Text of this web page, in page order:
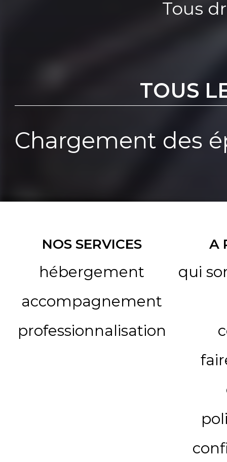
Tous
TOUS
Chargement des
NOS SERVICES
hébergement
accompagnement
professionnalisation
A
qui